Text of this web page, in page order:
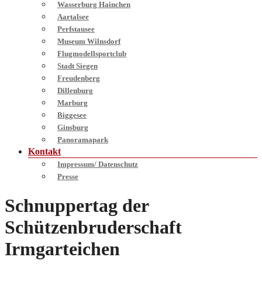
Wasserburg Hainchen
Aartalsee
Perfstausee
Museum Wilnsdorf
Flugmodellsportclub
Stadt Siegen
Freudenberg
Dillenburg
Marburg
Biggesee
Ginsburg
Panoramapark
Kontakt
Impressum/ Datenschutz
Presse
Schnuppertag der
Schützenbruderschaft
Irmgarteichen